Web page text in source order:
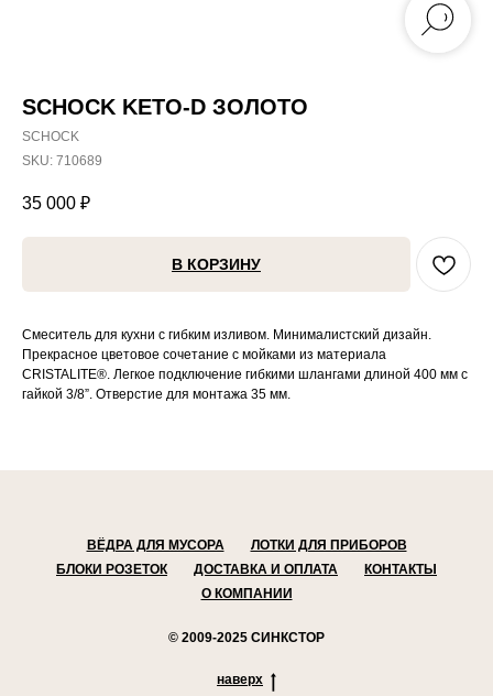
SCHOCK KETO-D ЗОЛОТО
SCHOCK
SKU: 710689
35 000 ₽
В КОРЗИНУ
Смеситель для кухни с гибким изливом. Минималистский дизайн.
Прекрасное цветовое сочетание с мойками из материала
CRISTALITE®. Легкое подключение гибкими шлангами длиной 400 мм с
гайкой 3/8”. Отверстие для монтажа 35 мм.
ВЁДРА ДЛЯ МУСОРА
ЛОТКИ ДЛЯ ПРИБОРОВ
БЛОКИ РОЗЕТОК
ДОСТАВКА И ОПЛАТА
КОНТАКТЫ
О КОМПАНИИ
© 2009-2025 СИНКСТОР
наверх